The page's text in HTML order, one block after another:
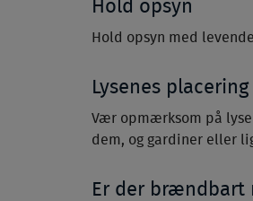
Hold opsyn
Hold opsyn med
Lysenes placering
Vær opmærksom på
dem, og gardiner eller
Er der brændbart